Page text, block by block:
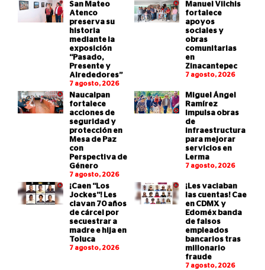
San Mateo
Atenco
preserva su
historia
mediante la
exposición
“Pasado,
Presente y
Alrededores”
7 agosto, 2026
Manuel Vilchis
fortalece
apoyos
sociales y
obras
comunitarias
en
Zinacantepec
7 agosto, 2026
Naucalpan
fortalece
acciones de
seguridad y
protección en
Mesa de Paz
con
Perspectiva de
Género
7 agosto, 2026
Miguel Ángel
Ramírez
impulsa obras
de
infraestructura
para mejorar
servicios en
Lerma
7 agosto, 2026
¡Caen “Los
Jockes”! Les
clavan 70 años
de cárcel por
secuestrar a
madre e hija en
Toluca
7 agosto, 2026
¡Les vaciaban
las cuentas! Cae
en CDMX y
Edoméx banda
de falsos
empleados
bancarios tras
millonario
fraude
7 agosto, 2026